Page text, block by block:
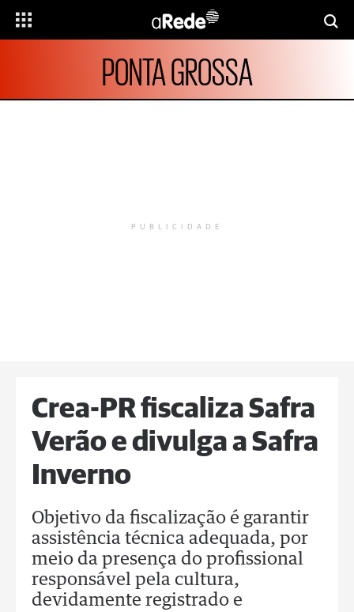
PONTA GROSSA
PUBLICIDADE
Crea-PR fiscaliza Safra
Verão e divulga a Safra
Inverno
Objetivo da fiscalização é garantir
assistência técnica adequada, por
meio da presença do profissional
responsável pela cultura,
devidamente registrado e